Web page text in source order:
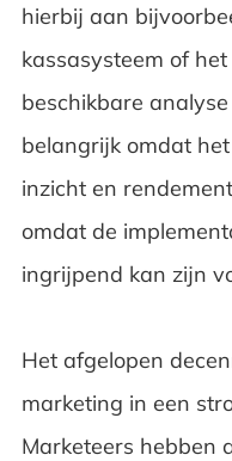
hierbij aan
kassasysteem of
beschikbare
belangrijk omdat
inzicht en
omdat de
ingrijpend kan zijn
Het afgelopen
marketing in een
Marketeers hebben